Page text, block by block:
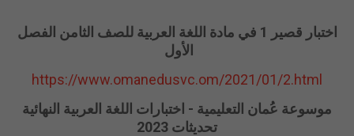
اختبار قصير 1 في مادة اللغة العربية للصف الثامن الفصل
الأول
https://www.omanedusvc.om/2021/01/2.html
موسوعة عُمان التعليمية - اختبارات اللغة العربية النهائية
تحديثات 2023